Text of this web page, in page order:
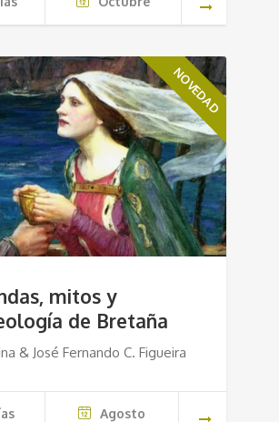
NOVEDAD
mitos y
de Bretaña
& José Fernando C. Figueira
Agosto